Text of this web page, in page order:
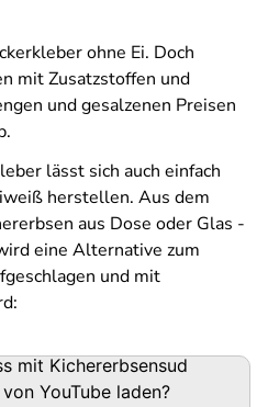
ohne Ei. Doch
mit Zusatzstoffen und
und gesalzenen Preisen
lässt sich auch einfach
herstellen. Aus dem
aus Dose oder Glas -
eine Alternative zum
und mit
mit Kichererbsensud
von YouTube laden?